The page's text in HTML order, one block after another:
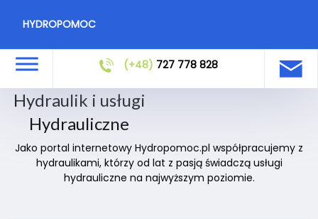
HYDROPOMOC
(+48) 727 778 828
Hydraulik i usługi
Hydrauliczne
Jako portal internetowy Hydropomoc.pl współpracujemy z
hydraulikami, którzy od lat z pasją świadczą usługi
hydrauliczne na najwyższym poziomie.